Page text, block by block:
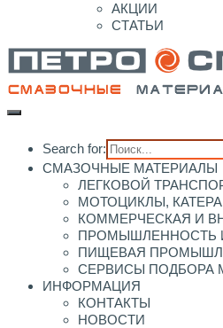
АКЦИИ
СТАТЬИ
Search for:
СМАЗОЧНЫЕ МАТЕРИАЛЫ
ЛЕГКОВОЙ
МОТОЦИКЛЫ,
КОММЕРЧЕСКАЯ И
ПРОМЫШЛЕННОСТЬ
ПИЩЕВАЯ
СЕРВИСЫ ПОДБОРА
ИНФОРМАЦИЯ
КОНТАКТЫ
НОВОСТИ